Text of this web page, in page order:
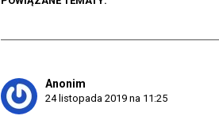
Anonim
24 listopada 2019 na 11:25